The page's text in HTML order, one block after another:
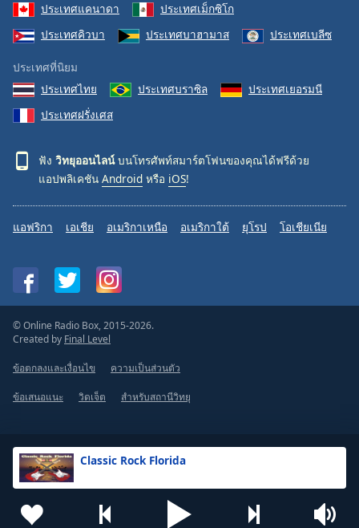
Classic Rock Florida
ประเทศแคนาดา
ประเทศเม็กซิโก
ประเทศคิวบา
ประเทศบาฮามาส ประเทศเบลีซ
ประเทศที่นิยม
ประเทศไทย
ประเทศบราซิล
ประเทศเยอรมนี
ประเทศฝรั่งเศส
ฟัง วิทยุออนไลน์บนโทรศัพท์สมาร์ตโฟนของคุณได้ฟรีด้วย
แอปพลิเคชัน Android หรือ iOS!
แอฟริกา เอเชีย อเมริกาเหนือ อเมริกาใต้ ยุโรป โอเชียเนีย
© Online Radio Box, 2015-2026.
Created by Final Level
ข้อตกลงและเงื่อนไข ความเป็นส่วนตัว
ข้อเสนอแนะ วิดเจ็ต สำหรับสถานีวิทยุ